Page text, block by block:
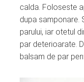
calda. Foloseste
dupa samponare.
parului, iar otetul
par deterioarate.
balsam de par